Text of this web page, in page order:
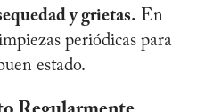
y grietas. En
periódicas para
estado.